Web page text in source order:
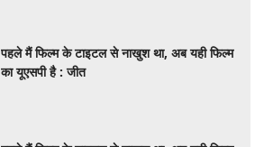
पहले मैं फिल्म के टाइटल से नाखुश था, अब यही फिल्म
का यूएसपी है : जीत